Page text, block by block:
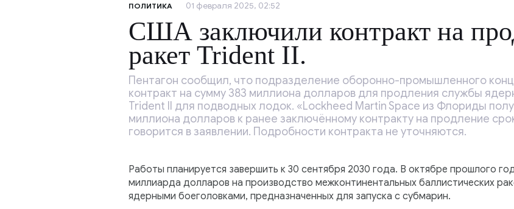
ПОЛИТИКА 01 февраля 2025, 02:52
США заключили контракт на
ракет Trident II.
Пентагон сообщил, что подразделение оборонно-промышленного
контракт на сумму 383 миллиона долларов для продления службы
Trident II для подводных лодок. «Lockheed Martin Space из Флориды
миллиона долларов к ранее заключённому контракту на продление
говорится в заявлении. Подробности контракта не уточняются.
Работы планируется завершить к 30 сентября 2030 года. В октябре прошлого
миллиарда долларов на производство межконтинентальных баллистических
ядерными боеголовками, предназначенных для запуска с субмарин.